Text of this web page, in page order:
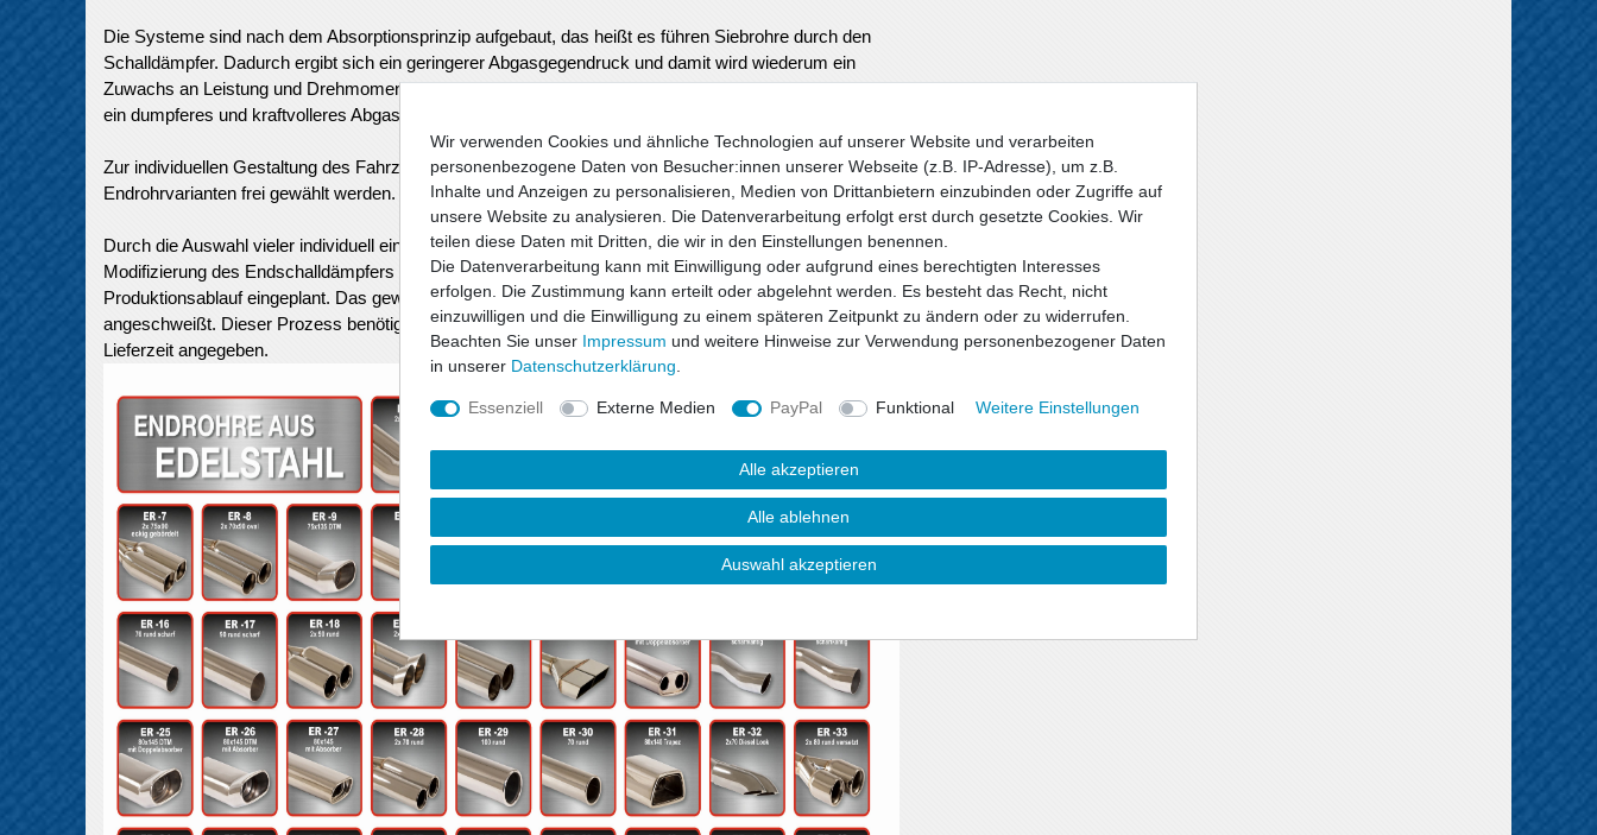
Die Systeme sind nach dem Absorptionsprinzip aufgebaut, das heißt es führen Siebrohre durch den
Schalldämpfer. Dadurch ergibt sich ein geringerer Abgasgegendruck und damit wird wiederum ein
Zuwachs an Leistung und Drehmoment erreicht. Im Vergleich zum Serienauspuff entsteht außerdem
ein dumpferes und kraftvolleres Abgasklangbild.
Zur individuellen Gestaltung des Fahrzeughecks kann zwischen vielen unterschiedlichen
Endrohrvarianten frei gewählt werden.
Durch die Auswahl vieler individuell einsetzbarer Endrohre ist eine Lagerhaltung nicht möglich. Die
Modifizierung des Endschalldämpfers wird daher erst nach Bestelleingang in den laufenden
Produktionsablauf eingeplant. Das gewünschte Endrohr wird dann erst am Schalldämpfer
angeschweißt. Dieser Prozess benötigt einiges an Zeit, daher ist hier eine verlängerte Bearbeitungs- u.
Lieferzeit angegeben.
Wir verwenden Cookies und ähnliche Technologien auf unserer Website und verarbeiten
personenbezogene Daten von Besucher:innen unserer Webseite (z.B. IP-Adresse), um z.B.
Inhalte und Anzeigen zu personalisieren, Medien von Drittanbietern einzubinden oder Zugriffe auf
unsere Website zu analysieren. Die Datenverarbeitung erfolgt erst durch gesetzte Cookies. Wir
teilen diese Daten mit Dritten, die wir in den Einstellungen benennen.
Die Datenverarbeitung kann mit Einwilligung oder aufgrund eines berechtigten Interesses
erfolgen. Die Zustimmung kann erteilt oder abgelehnt werden. Es besteht das Recht, nicht
einzuwilligen und die Einwilligung zu einem späteren Zeitpunkt zu ändern oder zu widerrufen.
Beachten Sie unser Impressum und weitere Hinweise zur Verwendung personenbezogener Daten
in unserer Daten­schutz­erklärung
Essenziell Externe Medien PayPal Funktional Weitere Einstellungen
Alle akzeptieren
Alle ablehnen
Auswahl akzeptieren